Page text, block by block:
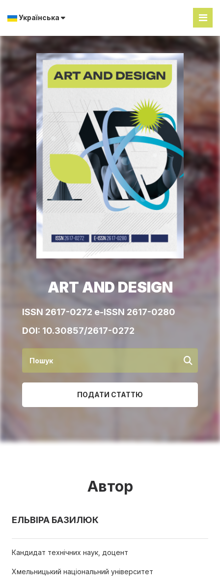
Українська
ART AND DESIGN
ISSN 2617-0272 e-ISSN 2617-0280
DOI: 10.30857/2617-0272
ПОДАТИ СТАТТЮ
Автор
ЕЛЬВІРА БАЗИЛЮК
Кандидат технічних наук, доцент
Хмельницький національний університет